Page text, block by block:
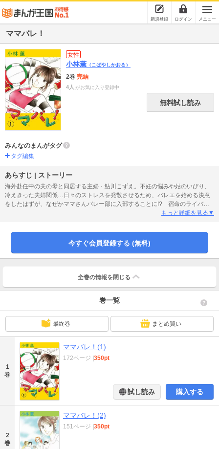
新規登録 ログイン メニュー
ママバレ！
女性
小林薫 （こばやしかおる）
2巻 完結
4人 がお気に入り登録中
無料試し読み
みんなのまんがタグ
タグ編集
あらすじ | ストーリー
海外赴任中の夫の母と同居する主婦・鮎川こずえ。不妊の悩みや姑のいびり、
冷えきった夫婦関係…日々のストレスを発散させるため、バレエを始める決意
をしたはずが、なぜかママさんバレー部に入部することに!? 宿命のライバル
やイケメンコーチが登場し、こずえの人生は思わぬ方向へ…!? 涙と汗と笑顔
もっと詳細を見る▼
今すぐ会員登録する (無料)
全巻の情報を 閉じる
巻一覧
最終巻 まとめ買い
1
巻
ママバレ！(1)
172ページ 350pt
試し読み 購入する
2
巻
ママバレ！(2)
151ページ 350pt